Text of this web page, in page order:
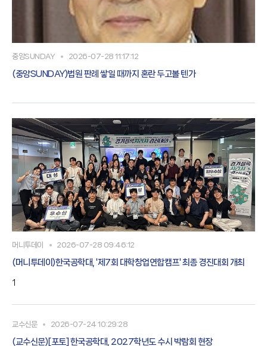
중앙SUNDAY 2026-07-28 11:17:12
(중앙SUNDAY)법원 판례 쌓일 때까지 혼란 두고볼 텐가
머니투데이 2026-07-28 09:46:12
(머니투데이)한국공학대, '제7회 대학창업연합캠프' 최종 경진대회 개최
1
교수신문 2026-07-24 10:29:28
(교수신문)[포토] 한국공학대, 2027학년도 수시 박람회 현장